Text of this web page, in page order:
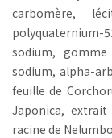
carbomère,
sodium,
sodium, alpha-
feuille de
Japonica,
racine de